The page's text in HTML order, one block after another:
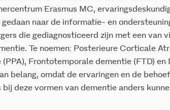
Erasmus MC,
naar de informatie- en
die gediagnosticeerd zijn met een van
Te noemen: Posterieure Corticale
(PPA), Frontotemporale dementie (FTD) en
belang, omdat de ervaringen en de
deze vormen van dementie anders